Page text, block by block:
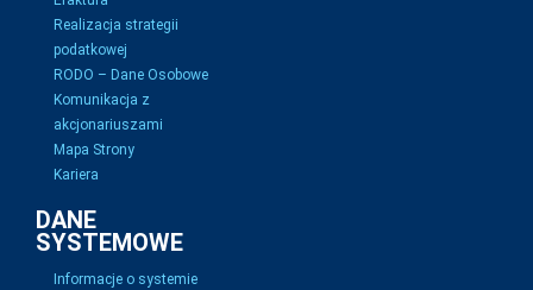
Realizacja strategii
podatkowej
RODO – Dane Osobowe
Komunikacja z
akcjonariuszami
Mapa Strony
Kariera
DANE
SYSTEMOWE
Informacje o systemie